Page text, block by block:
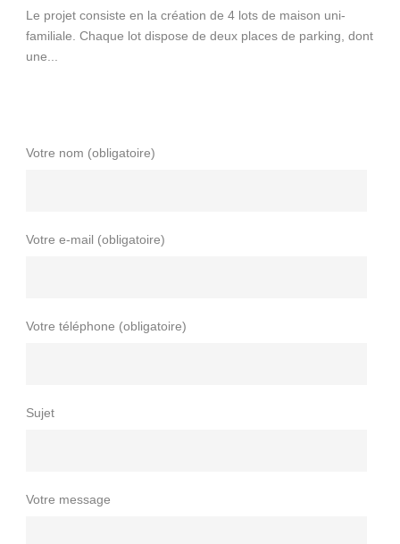
Le projet consiste en la création de 4 lots de maison uni-
familiale. Chaque lot dispose de deux places de parking, dont
une...
Votre nom (obligatoire)
Votre e-mail (obligatoire)
Votre téléphone (obligatoire)
Sujet
Votre message